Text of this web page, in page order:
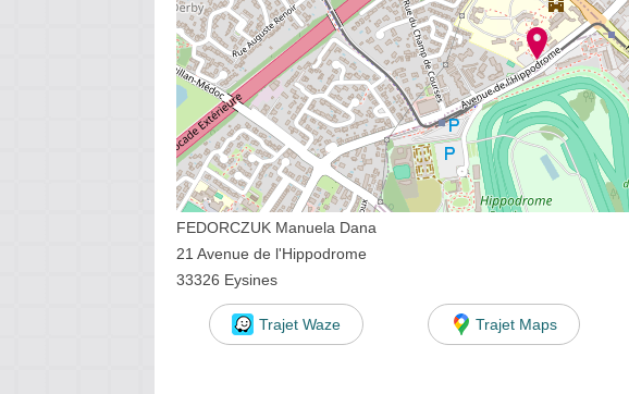
FEDORCZUK Manuela Dana
21 Avenue de l'Hippodrome
33326 Eysines
Trajet Waze Trajet Maps